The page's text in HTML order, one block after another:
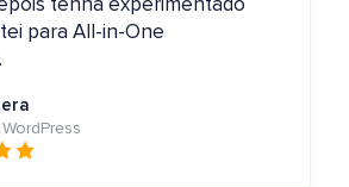
tenha experimentado
para All-in-One